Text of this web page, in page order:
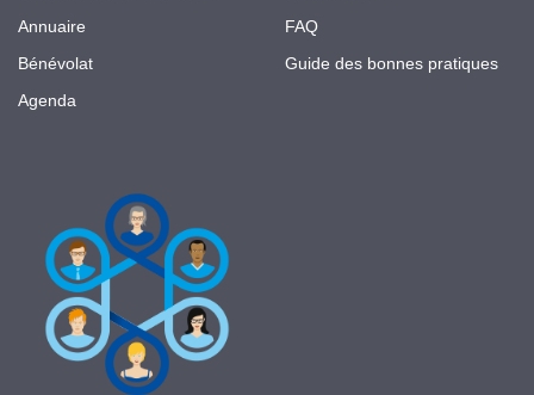
Annuaire
Bénévolat
Agenda
FAQ
Guide des bonnes pratiques